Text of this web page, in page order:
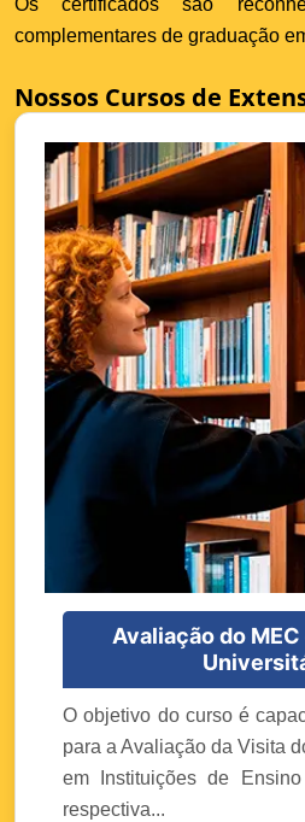
Os certificados são
complementares de graduação
Nossos Cursos de
Avaliação do
O objetivo do curso é
para a Avaliação da Visita
em Instituições de
respectiva...